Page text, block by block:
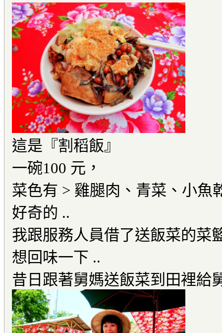
這是『割稻飯』
一碗100 元，
菜色有 > 雞腿肉、青菜、小魚
好奇的 ..
我跟服務人員借了送飯菜的菜
想回味一下 ..
昔日跟著舅媽送飯菜到田裡給